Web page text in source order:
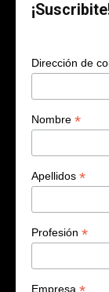
Dirección de
Nombre *
Apellidos *
Profesión *
Empresa